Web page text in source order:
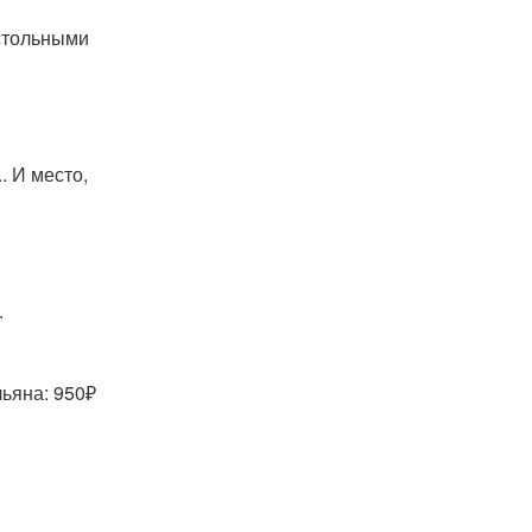
И место,
950₽